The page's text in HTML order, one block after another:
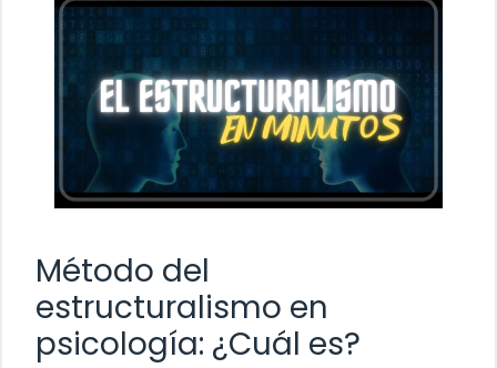
Método del
estructuralismo en
psicología: ¿Cuál es?